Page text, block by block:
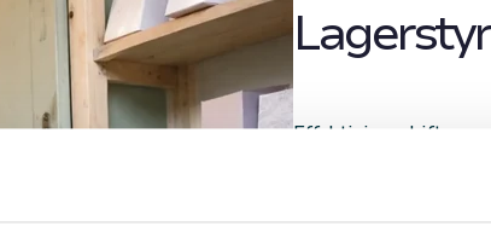
Effektiviser driften
sanntidsinnsikt i